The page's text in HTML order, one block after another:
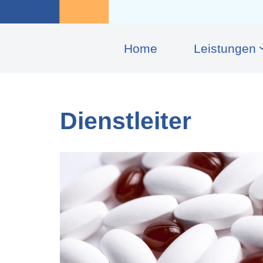
Home Leis­tungen
Dienstleiter